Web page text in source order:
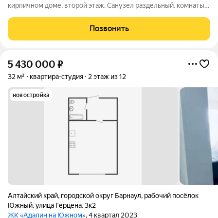
кирпичном доме, второй этаж. Санузел раздельный, комнаты
удачном месте, в центре р.п. "Южный". Из окна
замечательный вид на площадь, фонтан у ДК
Позвонить
5 430 000 ₽
32 м² квартира-студия 2 этаж из 12
новостройка
Алтайский край, городской округ Барнаул, рабочий посёлок
Южный,улица Герцена,3к2
ЖК «Адалин на Южном», 4 квартал 2023